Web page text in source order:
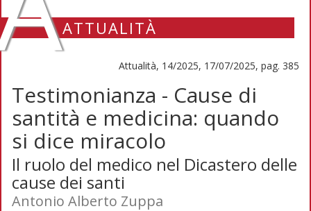
ATTUALITÀ
Attualità, 14/2025, 17/07/2025, pag. 385
Testimonianza - Cause di
santità e medicina: quando
si dice miracolo
Il ruolo del medico nel Dicastero delle
cause dei santi
Antonio Alberto Zuppa